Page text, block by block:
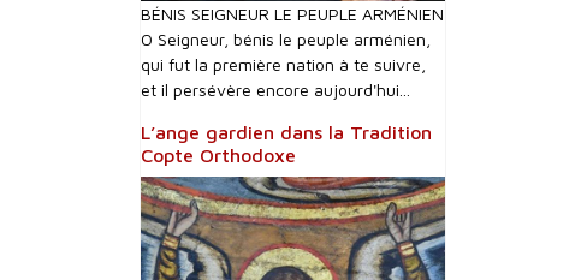
BÉNIS SEIGNEUR LE PEUPLE ARMÉNIEN
O Seigneur, bénis le peuple arménien,
qui fut la première nation à te suivre,
et il persévère encore aujourd'hui...
L’ange gardien dans la Tradition
Copte Orthodoxe